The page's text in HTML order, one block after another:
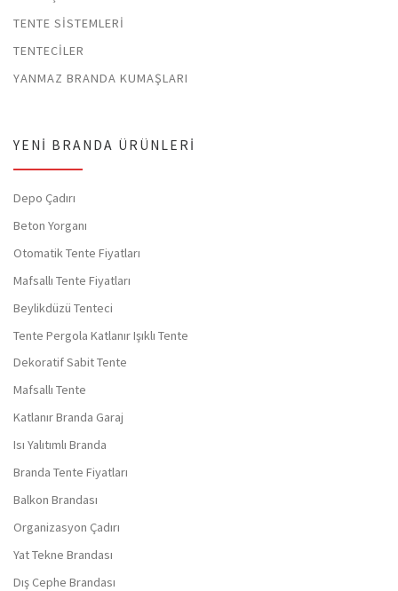
TENTE SISTEMLERI
TENTECILER
YANMAZ BRANDA KUMAŞLARI
YENI BRANDA ÜRÜNLERI
Depo Çadırı
Beton Yorganı
Otomatik Tente Fiyatları
Mafsallı Tente Fiyatları
Beylikdüzü Tenteci
Tente Pergola Katlanır Işıklı Tente
Dekoratif Sabit Tente
Mafsallı Tente
Katlanır Branda Garaj
Isı Yalıtımlı Branda
Branda Tente Fiyatları
Balkon Brandası
Organizasyon Çadırı
Yat Tekne Brandası
Dış Cephe Brandası